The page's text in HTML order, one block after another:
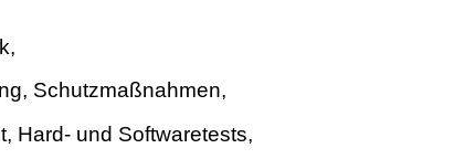
Schutzmaßnahmen,
Hard- und Softwaretests,